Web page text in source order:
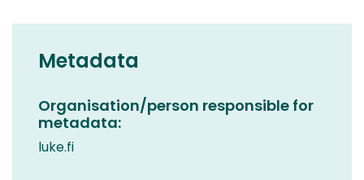
Metadata
Organisation/person responsible for
metadata:
luke.fi